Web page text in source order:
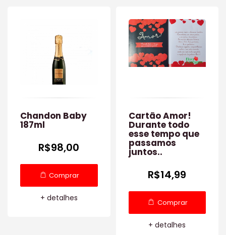
Chandon Baby
187ml
R$98,00
Comprar
+ detalhes
Cartão Amor!
Durante todo
esse tempo que
passamos
juntos..
R$14,99
Comprar
+ detalhes